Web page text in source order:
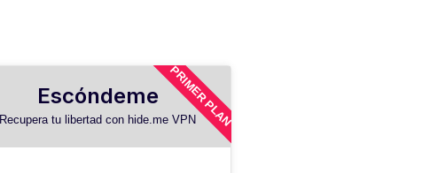
Escóndeme
Recupera tu libertad con hide.me VPNPRIMER PLAN